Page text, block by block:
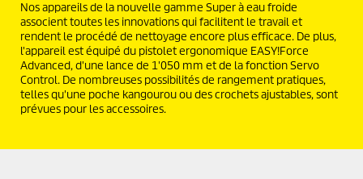
Nos appareils de la nouvelle gamme Super à eau froide
associent toutes les innovations qui facilitent le travail et
rendent le procédé de nettoyage encore plus efficace. De plus,
l'appareil est équipé du pistolet ergonomique EASY!Force
Advanced, d'une lance de 1'050 mm et de la fonction Servo
Control. De nombreuses possibilités de rangement pratiques,
telles qu'une poche kangourou ou des crochets ajustables, sont
prévues pour les accessoires.